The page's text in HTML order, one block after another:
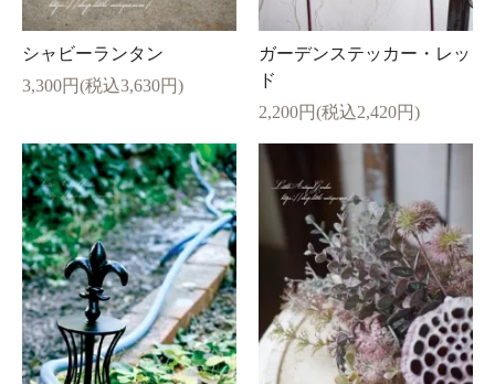
シャビーランタン
3,300円(税込3,630円)
ガーデンステッカー・レッ
ド
2,200円(税込2,420円)